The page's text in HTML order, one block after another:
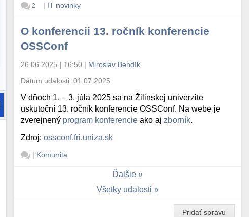
2 | IT novinky
O konferencii 13. ročník konferencie
OSSConf
26.06.2025 | 16:50 | Miroslav Bendík
Dátum udalosti:01.07.2025
V dňoch 1. – 3. júla 2025 sa na Žilinskej univerzite
uskutoční 13. ročník konferencie OSSConf. Na webe je
zverejnený program konferencie ako aj zborník.
Zdroj:ossconf.fri.uniza.sk
| Komunita
Ďalšie
Všetky udalosti
Pridať správu